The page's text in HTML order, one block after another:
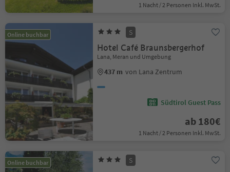
1 Nacht / 2 Personen Inkl. MwSt.
Online buchbar S
Hotel Café Braunsbergerhof
Lana, Meran und Umgebung
437 m von Lana Zentrum
Südtirol Guest Pass
ab 180€
1 Nacht / 2 Personen Inkl. MwSt.
Online buchbar S